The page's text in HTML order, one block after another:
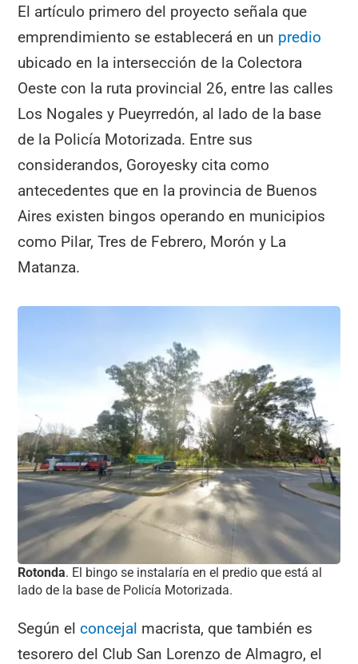
El artículo primero del proyecto señala que
emprendimiento se establecerá en un predio
ubicado en la intersección de la Colectora
Oeste con la ruta provincial 26, entre las calles
Los Nogales y Pueyrredón, al lado de la base
de la Policía Motorizada. Entre sus
considerandos, Goroyesky cita como
antecedentes que en la provincia de Buenos
Aires existen bingos operando en municipios
como Pilar, Tres de Febrero, Morón y La
Matanza.
Rotonda. El bingo se instalaría en el predio que está al
lado de la base de Policía Motorizada.
Según elconcejal macrista, que también es
tesorero del Club San Lorenzo de Almagro, el